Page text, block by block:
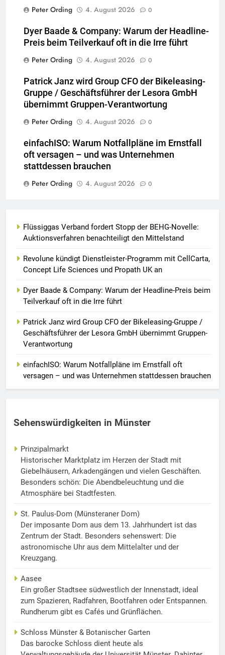
Peter Ording
4. August 2026 0
Dyer Baade & Company: Warum der Headline-
Preis beim Teilverkauf oft in die Irre führt
Peter Ording
4. August 2026 0
Patrick Janz wird Group CFO der Bikeleasing-
Gruppe / Geschäftsführer der Lesora GmbH
übernimmt Gruppen-Verantwortung
Peter Ording
4. August 2026 0
einfachISO: Warum Notfallpläne im Ernstfall
oft versagen – und was Unternehmen
stattdessen brauchen
Peter Ording
4. August 2026 0
Flüssiggas Verband fordert Stopp der BEHG-Novelle:
Auktionsverfahren benachteiligt den Mittelstand
Revolune kündigt Dienstleister-Programm mit CellCarta,
Concept Life Sciences und Propath UK an
Dyer Baade & Company: Warum der Headline-Preis beim
Teilverkauf oft in die Irre führt
Patrick Janz wird Group CFO der Bikeleasing-Gruppe /
Geschäftsführer der Lesora GmbH übernimmt Gruppen-
Verantwortung
einfachISO: Warum Notfallpläne im Ernstfall oft
versagen – und was Unternehmen stattdessen brauchen
Sehenswürdigkeiten in Münster
Prinzipalmarkt
Historischer Marktplatz im Herzen der Stadt mit
Giebelhäusern, Arkadengängen und vielen Geschäften.
Besonders schön: Die Abendbeleuchtung und die
Atmosphäre bei Stadtfesten.
St. Paulus-Dom (Münsteraner Dom)
Der imposante Dom aus dem 13. Jahrhundert ist das
Zentrum der Stadt. Besonders sehenswert: Die
astronomische Uhr aus dem Mittelalter und der
Kreuzgang.
Aasee
Ein großer Stadtsee südwestlich der Innenstadt, ideal
zum Spazieren, Radfahren, Bootfahren oder Entspannen.
Rundherum gibt es Cafés und Grünflächen.
Schloss Münster & Botanischer Garten
Das barocke Schloss dient heute als